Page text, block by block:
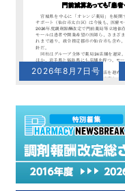
2026年8月7日号